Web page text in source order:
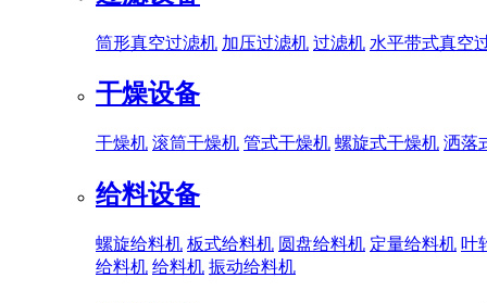
筒形真空过滤机 加压过滤机 过滤机 水平带式真空
干燥设备
干燥机 滚筒干燥机 管式干燥机 螺旋式干燥机 洒落
给料设备
螺旋给料机 板式给料机 圆盘给料机 定量给料机 叶
给料机 给料机 振动给料机